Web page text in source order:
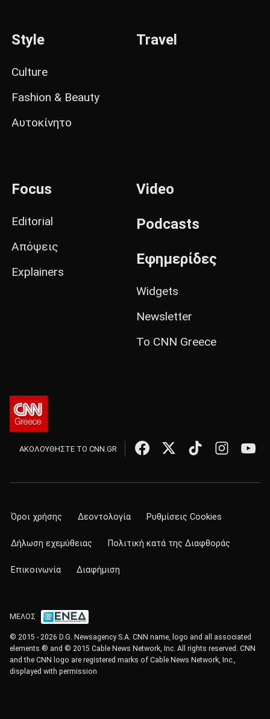
Style
Culture
Fashion & Beauty
Αυτοκίνητο
Travel
Focus
Editorial
Απόψεις
Explainers
Video
Podcasts
Εφημερίδες
Widgets
Newsletter
Το CNN Greece
ΑΚΟΛΟΥΘΗΣΤΕ ΤΟ CNN.GR
Όροι χρήσης Δεοντολογία Ρυθμίσεις Cookies
Δήλωση εχεμύθειας Πολιτική κατά της Διαφθοράς
Επικοινωνία Διαφήμιση
ΜΕΛΟΣ
© 2015 - 2026 D.G. Newsagency S.A. CNN name, logo and all associated
elements ® and © 2015 Cable News Network, Inc. All rights reserved. CNN
and the CNN logo are registered marks of Cable News Network, Inc.,
displayed with permission